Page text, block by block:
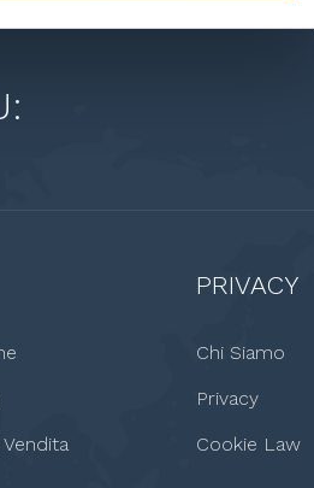
PRIVACY
Chi Siamo
Privacy
Cookie Law